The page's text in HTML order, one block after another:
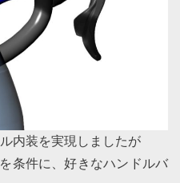
内装を実現しましたが
条件に、好きなハンドルバ